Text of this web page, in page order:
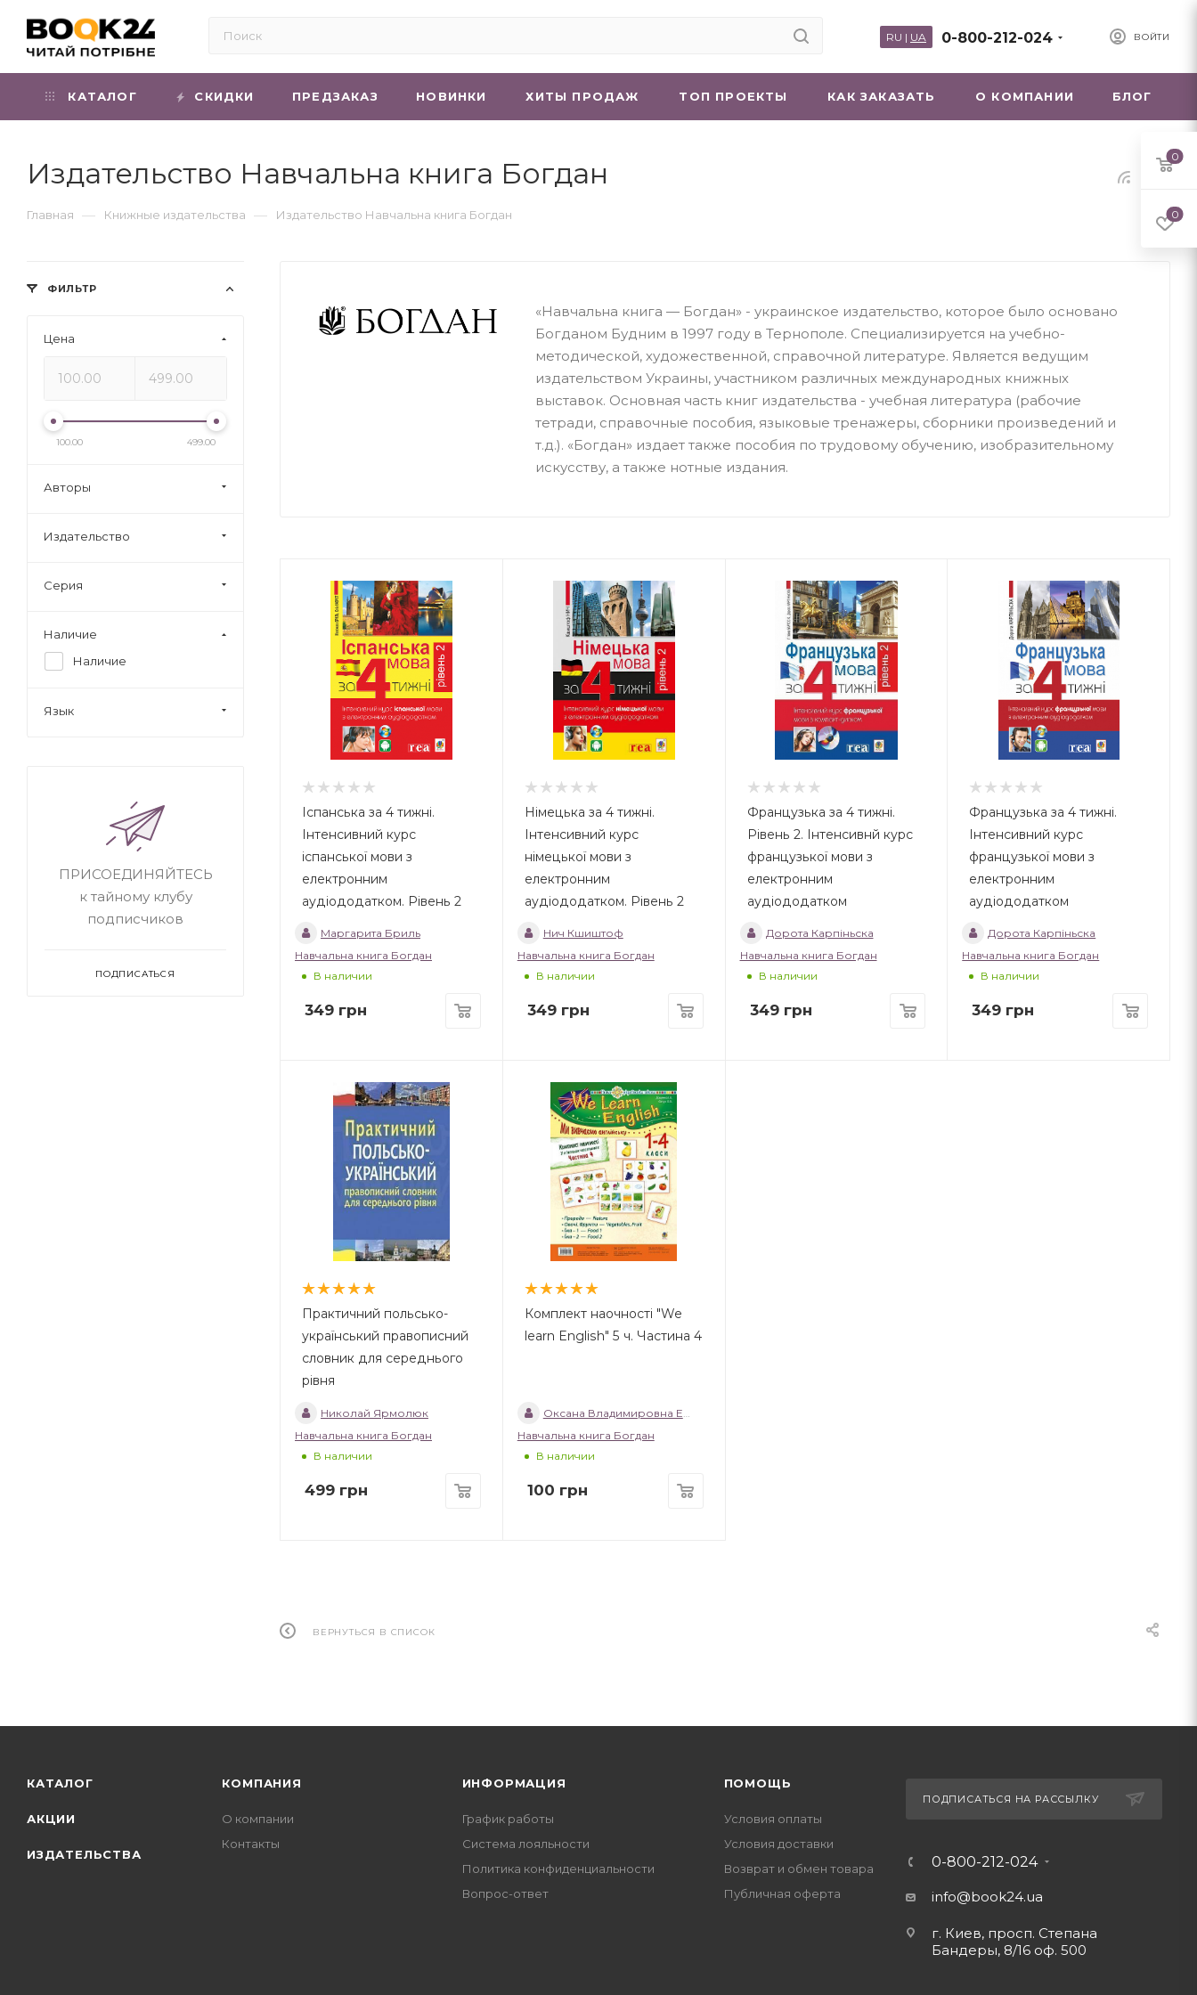
ВОЙТИ
0-800-212-024
RU | UA
КАТАЛОГ СКИДКИ ПРЕДЗАКАЗ НОВИНКИ ХИТЫ ПРОДАЖ ТОП ПРОЕКТЫ КАК ЗАКАЗАТЬ О КОМПАНИИ БЛОГ
Издательство Навчальна книга Богдан
Главная — Книжные издательства — Издательство Навчальна книга Богдан
«Навчальна книга — Богдан» - украинское издательство, которое было основано
Богданом Будним в 1997 году в Тернополе. Специализируется на учебно-
методической, художественной, справочной литературе. Является ведущим
издательством Украины, участником различных международных книжных
выставок. Основная часть книг издательства - учебная литература (рабочие
тетради, справочные пособия, языковые тренажеры, сборники произведений и
т.д.). «Богдан» издает также пособия по трудовому обучению, изобразительному
искусству, а также нотные издания.
Іспанська за 4 тижні.
Інтенсивний курс
іспанської мови з
електронним
аудіододатком. Рівень 2
Маргарита Бриль
Навчальна книга Богдан
В наличии
349 грн
Німецька за 4 тижні.
Інтенсивний курс
німецької мови з
електронним
аудіододатком. Рівень 2
Нич Кшиштоф
Навчальна книга Богдан
В наличии
349грн
Французька за 4 тижні.
Рівень 2. Інтенсивнй курс
французької мови з
електронним
аудіододатком
Дорота Карпіньска
Навчальна книга Богдан
В наличии
349грн
Французька за 4 тижні.
Інтенсивний курс
французької мови з
електронним
аудіододатком
Дорота Карпіньска
Навчальна книга Богдан
В наличии
349 грн
Практичний польсько-
український правописний
словник для середнього
рівня
Николай Ярмолюк
Навчальна книга Богдан
В наличии
499 грн
Комплект наочності "We
learn English" 5 ч. Частина 4
Оксана Владимировна Евчук
Навчальна книга Богдан
В наличии
100 грн
ВЕРНУТЬСЯ В СПИСОК
ФИЛЬТР
Цена
100.00 499.00
Авторы
Издательство
Серия
Наличие
Наличие
Язык
ПРИСОЕДИНЯЙТЕСЬ
к тайному клубу
подписчиков
ПОДПИСАТЬСЯ
КАТАЛОГ
АКЦИИ
ИЗДАТЕЛЬСТВА
КОМПАНИЯ
О компании
Контакты
ИНФОРМАЦИЯ
График работы
Система лояльности
Политика конфиденциальности
Вопрос-ответ
ПОМОЩЬ
Условия оплаты
Условия доставки
Возврат и обмен товара
Публичная оферта
ПОДПИСАТЬСЯ НА РАССЫЛКУ
0-800-212-024
info@book24.ua
г. Киев, просп. Степана
Бандеры, 8/16 оф. 500
0
0